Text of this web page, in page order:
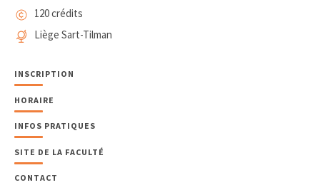
120 crédits
Liège Sart-Tilman
INSCRIPTION
HORAIRE
INFOS PRATIQUES
SITE DE LA FACULTÉ
CONTACT